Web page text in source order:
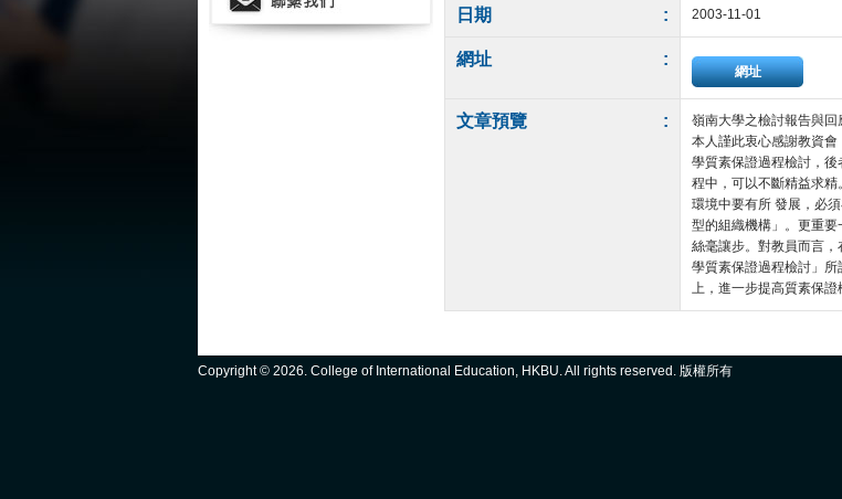
日期 : 2003-11-01
網址 :
網址
文章預覽 :
嶺南大學之檢討報告與
本人謹此衷心感謝教資
學質素保證過程檢討，
程中，可以不斷精益求
環境中要有所 發展，必
型的組織機構」。更重
絲毫讓步。對教員而言
學質素保證過程檢討」
上，進一步提高質素保
Copyright © 2026. College of International Education, HKBU. All rights reserved. 版權所有